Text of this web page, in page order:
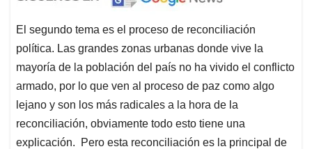
El segundo tema es el proceso de reconciliación
política. Las grandes zonas urbanas donde vive la
mayoría de la población del país no ha vivido el conflicto
armado, por lo que ven al proceso de paz como algo
lejano y son los más radicales a la hora de la
reconciliación, obviamente todo esto tiene una
explicación. Pero esta reconciliación es la principal de